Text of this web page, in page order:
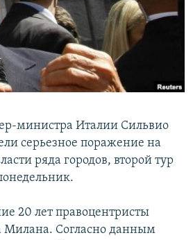
министра Италии Сильвио
серьезное поражение на
ряда городов, второй тур
20 лет правоцентристы
Милана. Согласно данным